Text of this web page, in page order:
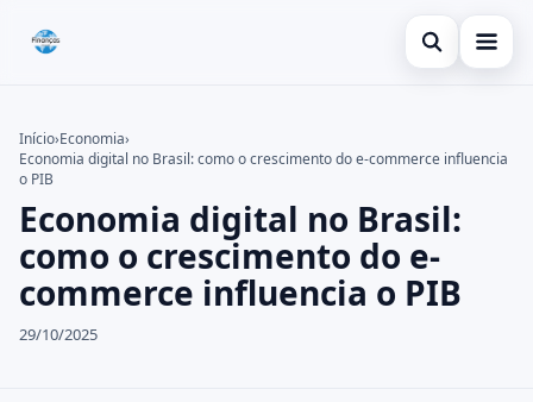
Abrir busca
Cartão de crédito
Dicas
Economia
Buscar no site
Buscar por:
Pressione Enter para buscar ou ESC para fechar.
Início›Economia›
Economia digital no Brasil: como o crescimento do e-commerce influencia
o PIB
Economia digital no Brasil:
como o crescimento do e-
commerce influencia o PIB
29/10/2025